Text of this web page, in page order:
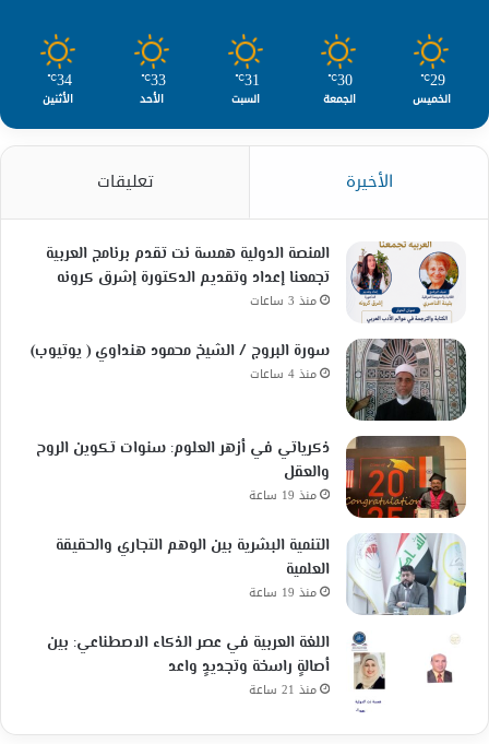
29
℃
الخميس
30
℃
الجمعة
31
℃
السبت
33
℃
الأحد
34
℃
الأثنين
الأخيرة تعليقات
المنصة الدولية همسة نت تقدم برنامج العربية
تجمعنا إعداد وتقديم الدكتورة إشرق كرونه
منذ 3 ساعات
سورة البروج / الشيخ محمود هنداوي ( يوتيوب)
منذ 4 ساعات
ذكرياتي في أزهر العلوم: سنوات تكوين الروح
والعقل
منذ 19 ساعة
التنمية البشرية بين الوهم التجاري والحقيقة
العلمية
منذ 19 ساعة
اللغة العربية في عصر الذكاء الاصطناعي: بين
أصالةٍ راسخة وتجديدٍ واعد
منذ 21 ساعة